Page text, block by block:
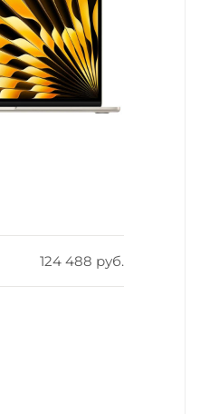
124 488 руб.